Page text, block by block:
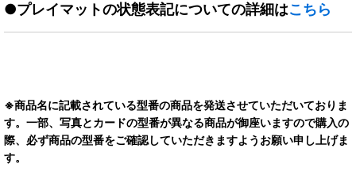
●プレイマットの状態表記についての詳細はこちら
※商品名に記載されている型番の商品を発送させていただいておりま
す。一部、写真とカードの型番が異なる商品が御座いますので購入の
際、必ず商品の型番をご確認していただきますようお願い申し上げま
す。